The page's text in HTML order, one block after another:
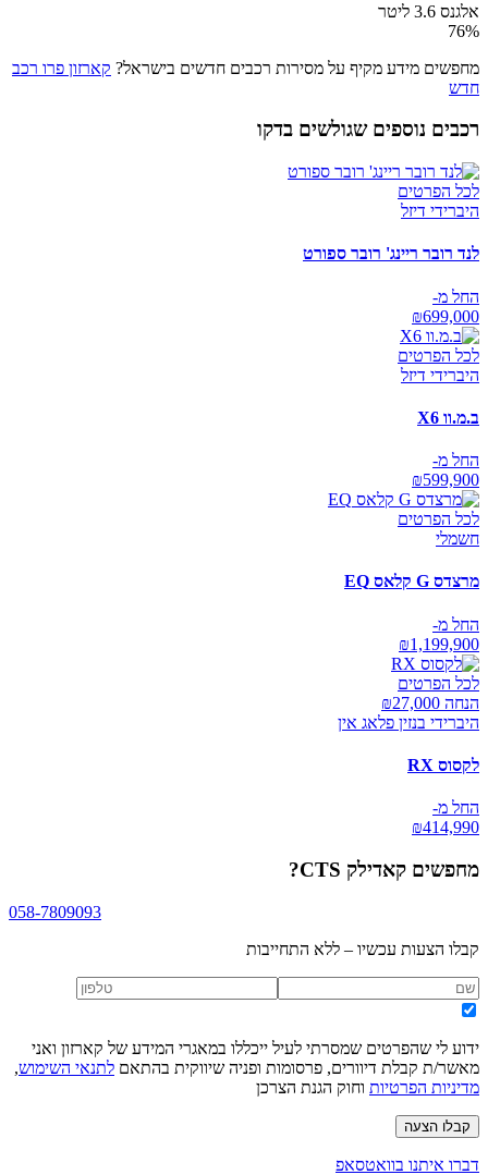
אלגנס 3.6 ליטר
76%
מחפשים מידע מקיף על מסירות רכבים חדשים בישראל? קארזון פרו רכב
חדש
רכבים נוספים שגולשים בדקו
לכל הפרטים
היברידי דיזל
לנד רובר ריינג' רובר ספורט
החל מ-
₪699,000
לכל הפרטים
היברידי דיזל
ב.מ.וו X6
החל מ-
₪599,900
לכל הפרטים
חשמלי
מרצדס G קלאס EQ
החל מ-
₪1,199,900
לכל הפרטים
הנחה ₪ 27,000
היברידי בנזין פלאג אין
לקסוס RX
החל מ-
₪414,990
מחפשים קאדילק CTS ?
058-7809093
קבלו הצעות עכשיו – ללא התחייבות
ידוע לי שהפרטים שמסרתי לעיל ייכללו במאגרי המידע של קארזון ואני
מאשר/ת קבלת דיוורים, פרסומות ופניה שיווקית בהתאם לתנאי השימוש,
מדיניות הפרטיות וחוק הגנת הצרכן
קבלו הצעה
דברו איתנו בוואטסאפ